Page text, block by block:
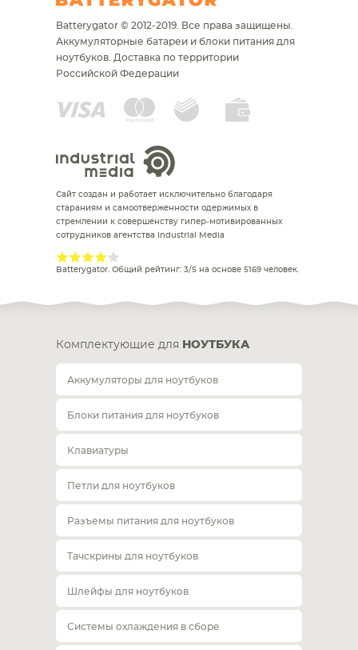
Batterygator © 2012-2019. Все права защищены.
Аккумуляторные батареи и блоки питания для
ноутбуков. Доставка по территории
Российской Федерации
Сайт создан и работает исключительно благодаря
стараниям и самоотверженности одержимых в
стремлении к совершенству гипер-мотивированных
сотрудников агентства Industrial Media
Batterygator. Общий рейтинг: 3/5 на основе 5169 человек.
Комплектующие для НОУТБУКА
Аккумуляторы для ноутбуков
Блоки питания для ноутбуков
Клавиатуры
Петли для ноутбуков
Разъемы питания для ноутбуков
Тачскрины для ноутбуков
Шлейфы для ноутбуков
Системы охлаждения в сборе